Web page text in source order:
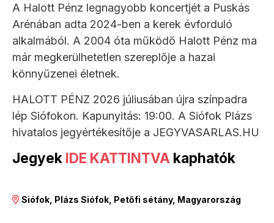
A Halott Pénz legnagyobb koncertjét a Puskás
Arénában adta 2024-ben a kerek évforduló
alkalmából. A 2004 óta működő Halott Pénz ma
már megkerülhetetlen szereplője a hazai
könnyűzenei életnek.
HALOTT PÉNZ 2026 júliusában újra színpadra
lép Siófokon. Kapunyitás: 19:00. A Siófok Plázs
hivatalos jegyértékesítője a JEGYVASARLAS.HU
Jegyek IDE KATTINTVA kaphatók
Siófok, Plázs Siófok, Petőfi sétány, Magyarország